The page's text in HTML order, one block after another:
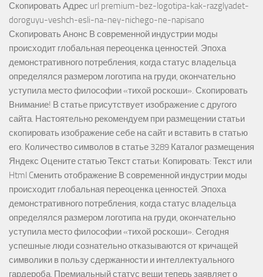
Скопировать Адрес url premium-bez-logotipa-kak-razglyadet-
doroguyu-veshch-esli-na-ney-nichego-ne-napisano
Скопировать Анонс В современной индустрии моды
происходит глобальная переоценка ценностей. Эпоха
демонстративного потребления, когда статус владельца
определялся размером логотипа на груди, окончательно
уступила место философии «тихой роскоши». Скопировать
Внимание! В статье присутствует изображение с другого
сайта. Настоятельно рекомендуем при размещении статьи
скопировать изображение себе на сайт и вставить в статью
его. Количество символов в статье 3289 Каталог размещения
Яндекс Оцените статью Текст статьи: Копировать: Текст или
Html Cменить отображение В современной индустрии моды
происходит глобальная переоценка ценностей. Эпоха
демонстративного потребления, когда статус владельца
определялся размером логотипа на груди, окончательно
уступила место философии «тихой роскоши». Сегодня
успешные люди сознательно отказываются от кричащей
символики в пользу сдержанности и интеллектуального
гардероба. Премиальный статус вещи теперь заявляет о